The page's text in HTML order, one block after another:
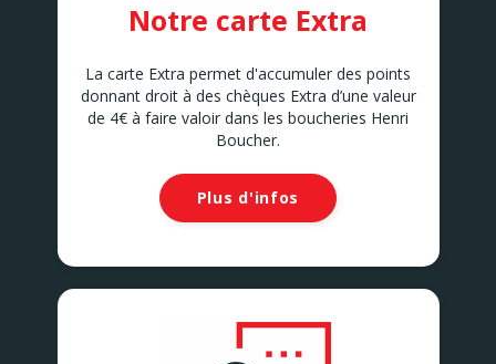
Notre carte Extra
La carte Extra permet d'accumuler des points
donnant droit à des chèques Extra d’une valeur
de 4€ à faire valoir dans les boucheries Henri
Boucher.
Plus d'infos